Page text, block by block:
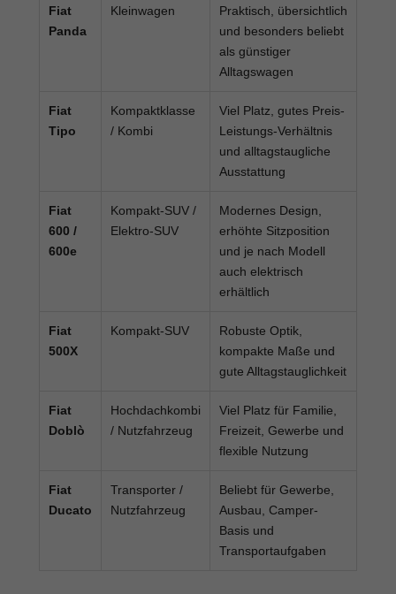
Fiat
Panda
Kleinwagen
Praktisch, übersichtlich
und besonders beliebt
als günstiger
Alltagswagen
Fiat
Tipo
Kompaktklasse
/ Kombi
Viel Platz, gutes Preis-
Leistungs-Verhältnis
und alltagstaugliche
Ausstattung
Fiat
600 /
600e
Kompakt-SUV /
Elektro-SUV
Modernes Design,
erhöhte Sitzposition
und je nach Modell
auch elektrisch
erhältlich
Fiat
500X
Kompakt-SUV
Robuste Optik,
kompakte Maße und
gute Alltagstauglichkeit
Fiat
Doblò
Hochdachkombi
/ Nutzfahrzeug
Viel Platz für Familie,
Freizeit, Gewerbe und
flexible Nutzung
Fiat
Ducato
Transporter /
Nutzfahrzeug
Beliebt für Gewerbe,
Ausbau, Camper-
Basis und
Transportaufgaben